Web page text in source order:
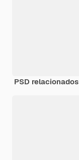
PSD relacionados